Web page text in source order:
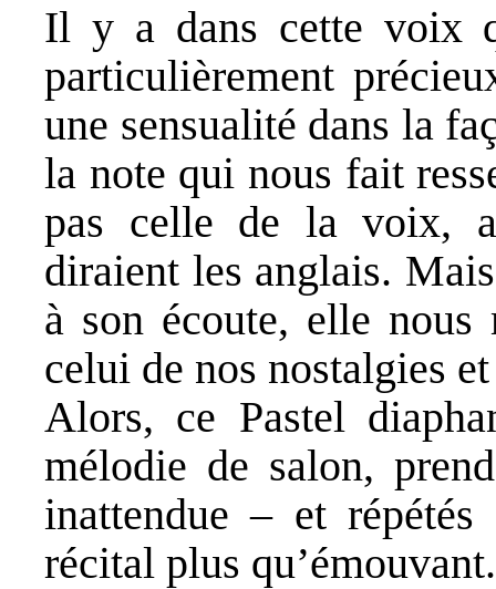
Il y a dans cette voix
particulièrement
une sensualité dans la
la note qui nous fait
pas celle de la voix,
diraient les anglais.
à son écoute, elle
celui de nos nostalgies
Alors, ce Pastel
mélodie de salon,
inattendue – et
récital plus qu’émouvant.